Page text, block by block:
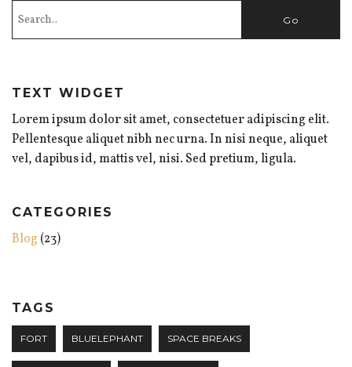
TEXT WIDGET
Lorem ipsum dolor sit amet, consectetuer adipiscing elit.
Pellentesque aliquet nibh nec urna. In nisi neque, aliquet
vel, dapibus id, mattis vel, nisi. Sed pretium, ligula.
CATEGORIES
Blog (23)
TAGS
FORT BLUELEPHANT SPACE BREAKS